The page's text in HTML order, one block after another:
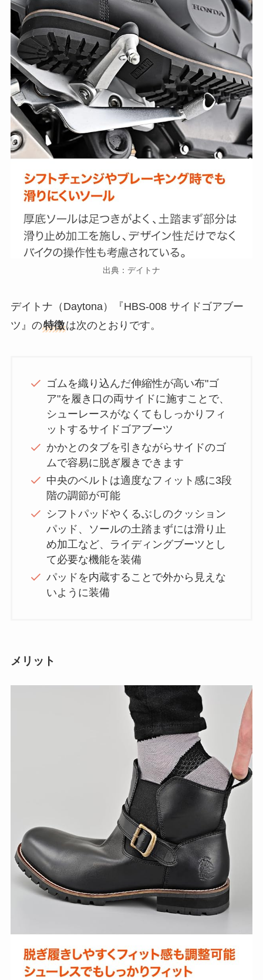
出典：デイトナ
デイトナ（Daytona）『HBS-008 サイドゴアブー
ツ』の特徴は次のとおりです。
ゴムを織り込んだ伸縮性が高い布"ゴ
ア"を履き口の両サイドに施すことで、
シューレースがなくてもしっかりフィ
ットするサイドゴアブーツ
かかとのタブを引きながらサイドのゴ
ムで容易に脱ぎ履きできます
中央のベルトは適度なフィット感に3段
階の調節が可能
シフトパッドやくるぶしのクッション
パッド、ソールの土踏まずには滑り止
め加工など、ライディングブーツとし
て必要な機能を装備
パッドを内蔵することで外から見えな
いように装備
メリット